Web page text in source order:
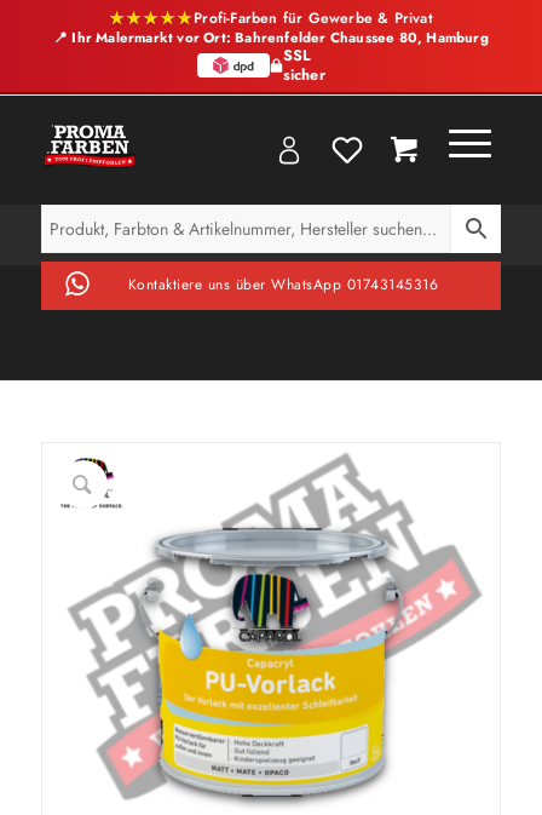
★★★★★Profi-Farben für Gewerbe & Privat
📍 Ihr Malermarkt vor Ort: Bahrenfelder Chaussee 80, Hamburg
SSL
sicher
Kontaktiere uns über WhatsApp 01743145316